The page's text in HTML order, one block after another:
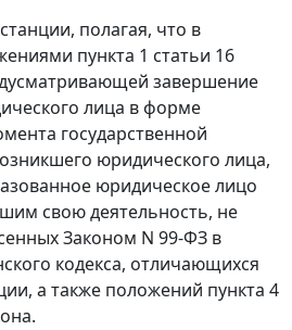
полагая, что в
пункта 1 статьи 16
завершение
лица в форме
государственной
юридического лица,
юридическое лицо
свою деятельность, не
Законом N 99-ФЗ в
кодекса, отличающихся
а также положений пункта 4